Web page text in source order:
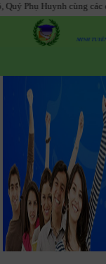
cùng các em học